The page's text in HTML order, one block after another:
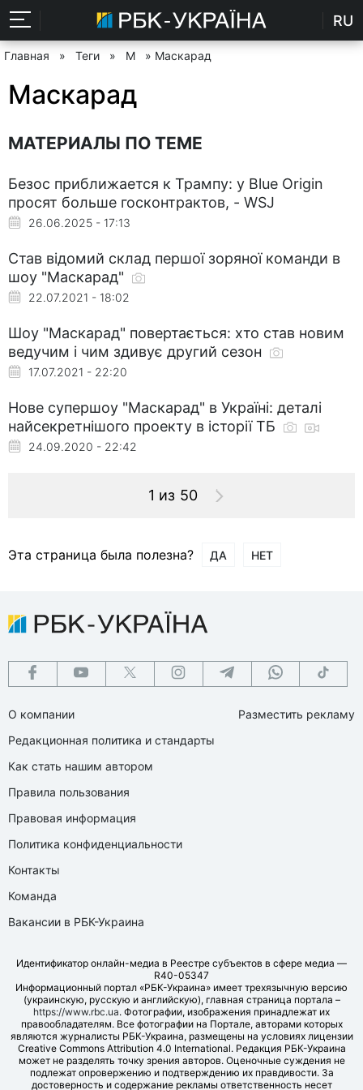
RU
Главная » Теги » М » Маскарад
Маскарад
МАТЕРИАЛЫ ПО ТЕМЕ
Безос приближается к Трампу: у Blue Origin
просят больше госконтрактов, - WSJ
26.06.2025 - 17:13
Став відомий склад першої зоряної команди в
шоу "Маскарад"
22.07.2021 - 18:02
Шоу "Маскарад" повертається: хто став новим
ведучим і чим здивує другий сезон
17.07.2021 - 22:20
Нове супершоу "Маскарад" в Україні: деталі
найсекретнішого проекту в історії ТБ
24.09.2020 - 22:42
1 из 50
Эта страница была полезна? ДА НЕТ
О компании
Редакционная политика и стандарты
Как стать нашим автором
Правила пользования
Правовая информация
Политика конфиденциальности
Контакты
Команда
Вакансии в РБК-Украина
Разместить рекламу
Идентификатор онлайн-медиа в Реестре субъектов в сфере медиа —
R40-05347
Информационный портал «РБК-Украина» имеет трехязычную версию
(украинскую, русскую и английскую), главная страница портала –
https://www.rbc.ua. Фотографии, изображения принадлежат их
правообладателям. Все фотографии на Портале, авторами которых
являются журналисты РБК-Украина, размещены на условиях лицензии
Creative Commons Attribution 4.0 International. Редакция РБК-Украина
может не разделять точку зрения авторов. Оценочные суждения не
подлежат опровержению и подтверждению их правдивости. За
достоверность и содержание рекламы ответственность несет